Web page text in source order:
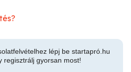
lépj be startapró.hu
regisztrálj gyorsan most!